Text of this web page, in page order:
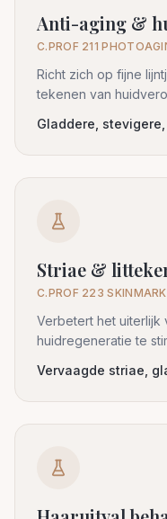
Anti-aging &
C.PROF 211
Richt zich op fijne
tekenen van
Gladdere,
Striae &
C.PROF 223 SKINMARK
Verbetert het uiterlijk
huidregeneratie te
Vervaagde striae,